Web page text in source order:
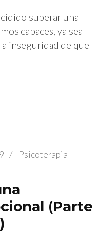
superar una
capaces, ya sea
inseguridad de que
/
Psicoterapia
(Parte